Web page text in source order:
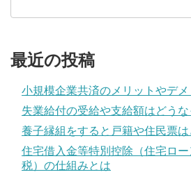
最近の投稿
小規模企業共済のメリットやデ
失業給付の受給や支給額はどう
養子縁組をすると戸籍や住民票は
住宅借入金等特別控除（住宅ロ
税）の仕組みとは